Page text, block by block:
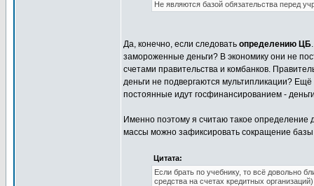
Не являются базой обязательства перед
Да, конечно, если следовать определению ЦБ
замороженные деньги? В экономику они не
счетами правительства и комбанков.
деньги не подвергаются мультипликации?
постоянные идут госфинансированием -
Именно поэтому я считаю такое
массы можно зафиксировать сокращение
Цитата:
Если брать по учебнику, то всё довольно
средства на счетах кредитных